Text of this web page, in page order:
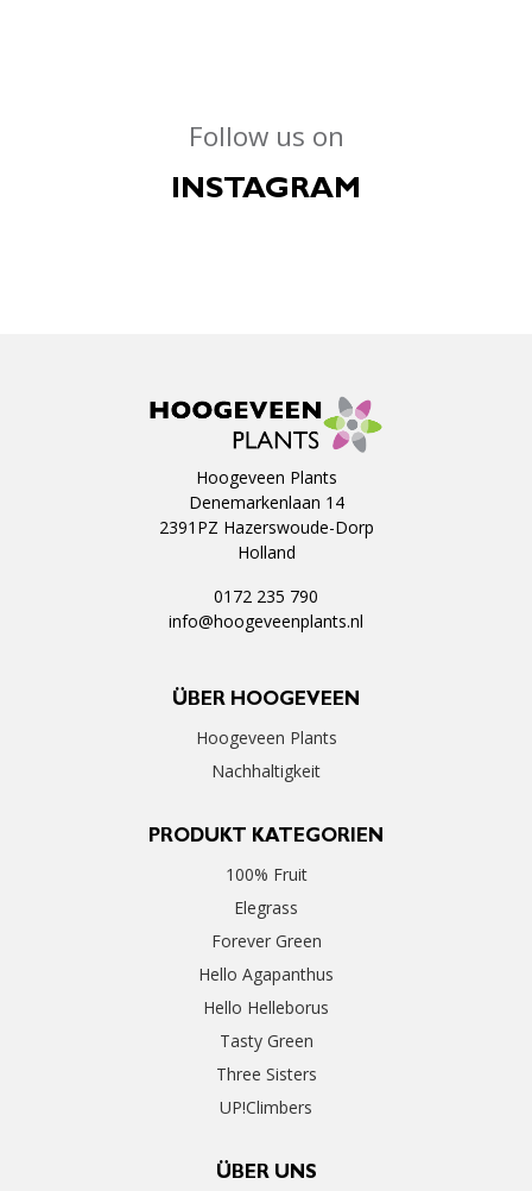
Follow us on
INSTAGRAM
Hoogeveen Plants
Denemarkenlaan 14
2391PZ Hazerswoude-Dorp
Holland
0172 235 790
info@hoogeveenplants.nl
ÜBER HOOGEVEEN
Hoogeveen Plants
Nachhaltigkeit
PRODUKT KATEGORIEN
100% Fruit
Elegrass
Forever Green
Hello Agapanthus
Hello Helleborus
Tasty Green
Three Sisters
UP!Climbers
ÜBER UNS